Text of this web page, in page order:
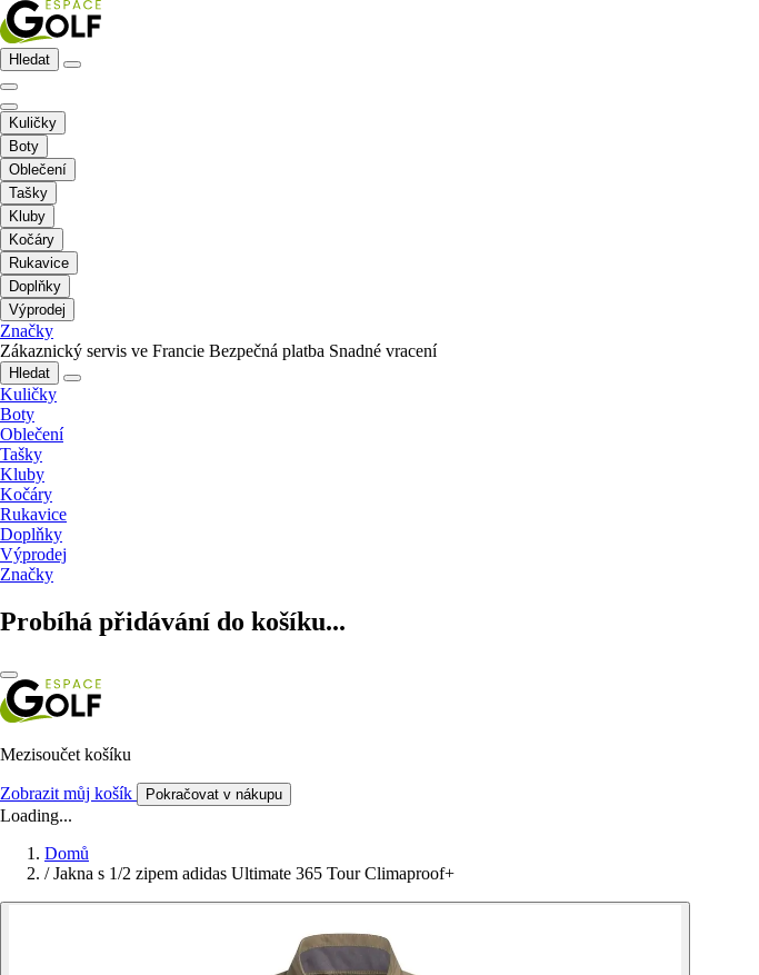
Hledat
Kuličky
Boty
Oblečení
Tašky
Kluby
Kočáry
Rukavice
Doplňky
Výprodej
Značky
Zákaznický servis ve Francie Bezpečná platba Snadné vracení
Hledat
Kuličky
Boty
Oblečení
Tašky
Kluby
Kočáry
Rukavice
Doplňky
Výprodej
Značky
Probíhá přidávání do košíku...
Mezisoučet košíku
Zobrazit můj košík Pokračovat v nákupu
Loading...
Domů
/ Jakna s 1/2 zipem adidas Ultimate 365 Tour Climaproof+